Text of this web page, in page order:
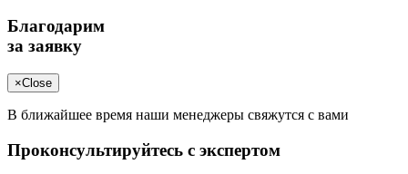
Благодарим
за заявку
×Close
В ближайшее время наши менеджеры свяжутся с вами
Проконсультируйтесь с экспертом